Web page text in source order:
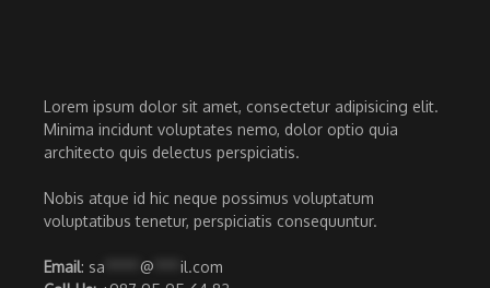
Lorem ipsum dolor sit amet, consectetur adipisicing elit.
Minima incidunt voluptates nemo, dolor optio quia
architecto quis delectus perspiciatis.
Nobis atque id hic neque possimus voluptatum
voluptatibus tenetur, perspiciatis consequuntur.
Email: sa @
il.com